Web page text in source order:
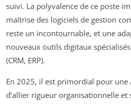
suivi. La polyvalence de ce poste
maîtrise des logiciels de gestion
reste un incontournable, et une
nouveaux outils digitaux
(CRM, ERP).
En 2025, il est primordial pour une
d’allier rigueur organisationnelle